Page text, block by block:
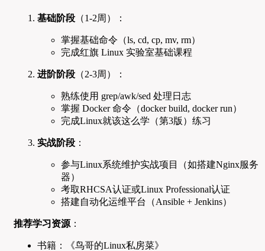
基础阶段 （1-2周）：
掌握基础命令（ls, cd, cp, mv, rm）
完成红旗 Linux 实验室基础课程
进阶阶段 （2-3周）：
熟练使用 grep/awk/sed 处理日志
掌握 Docker 命令（docker build, docker run）
完成Linux就该这么学（第3版）练习
实战阶段 ：
参与Linux系统维护实战项目（如搭建Nginx服务
器）
考取RHCSA认证或Linux Professional认证
搭建自动化运维平台（Ansible + Jenkins）
推荐学习资源 ：
书籍：《鸟哥的Linux私房菜》